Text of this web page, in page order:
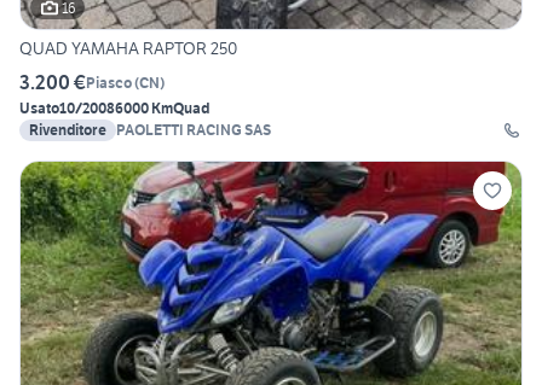
16
QUAD YAMAHA RAPTOR 250
3.200 €Piasco(CN)
Usato10/20086000 KmQuad
Rivenditore PAOLETTI RACING SAS